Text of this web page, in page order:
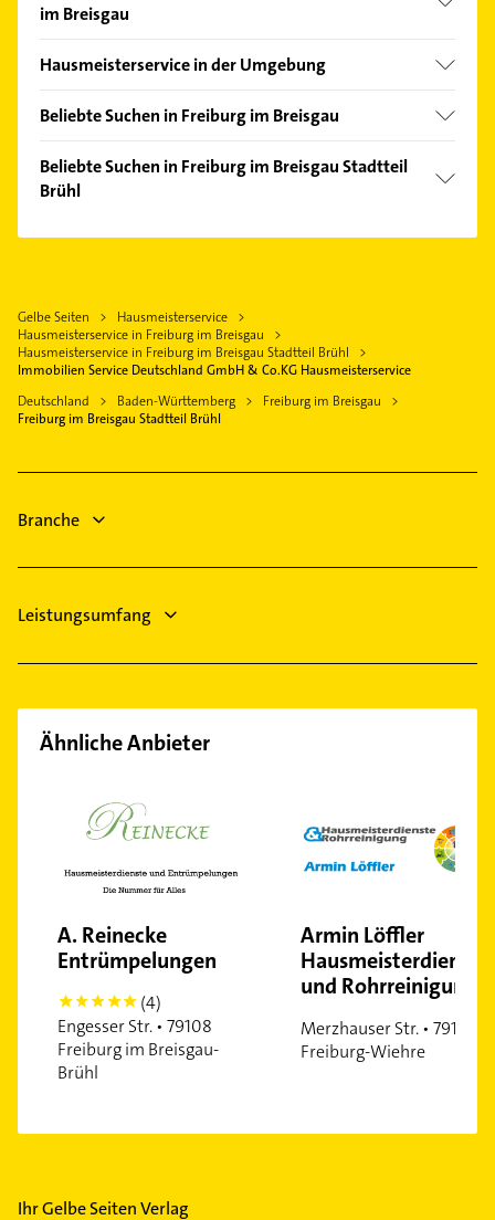
im Breisgau
Altstadt
Ebnet
Hochdorf
Landwasser
Opfingen
St. Georgen
Tiengen
Waltershofen
Hausmeisterservice in der Umgebung
Gundelfingen Breisgau
Denzlingen
March Breisgau
Emmendingen
Stegen
Beliebte Suchen in Freiburg im Breisgau
Putzfrau
Gebäudereinigung
Kammerjäger
Kanalreinigung
Elektroinstallation
Elektriker
Elektro Reparatur
Beliebte Suchen in Freiburg im Breisgau Stadtteil
Brühl
Gebäudereinigung
Fensterbauer
Schreiner
Heizung & Sanitär
Lüftungsanlagen
Gelbe Seiten
Hausmeisterservice
Hausmeisterservice in Freiburg im Breisgau
Hausmeisterservice in Freiburg im Breisgau Stadtteil Brühl
Immobilien Service Deutschland GmbH & Co.KG Hausmeisterservice
Deutschland
Baden-Württemberg
Freiburg im Breisgau
Freiburg im Breisgau Stadtteil Brühl
Branche
Leistungsumfang
Ähnliche Anbieter
A. Reinecke
Entrümpelungen
5
(4)
Engesser Str. • 79108
Freiburg im Breisgau-
Brühl
Armin Löffler
Hausmeisterdienste
und Rohrreinigung
Merzhauser Str. • 79100
Freiburg-Wiehre
Ihr Gelbe Seiten Verlag